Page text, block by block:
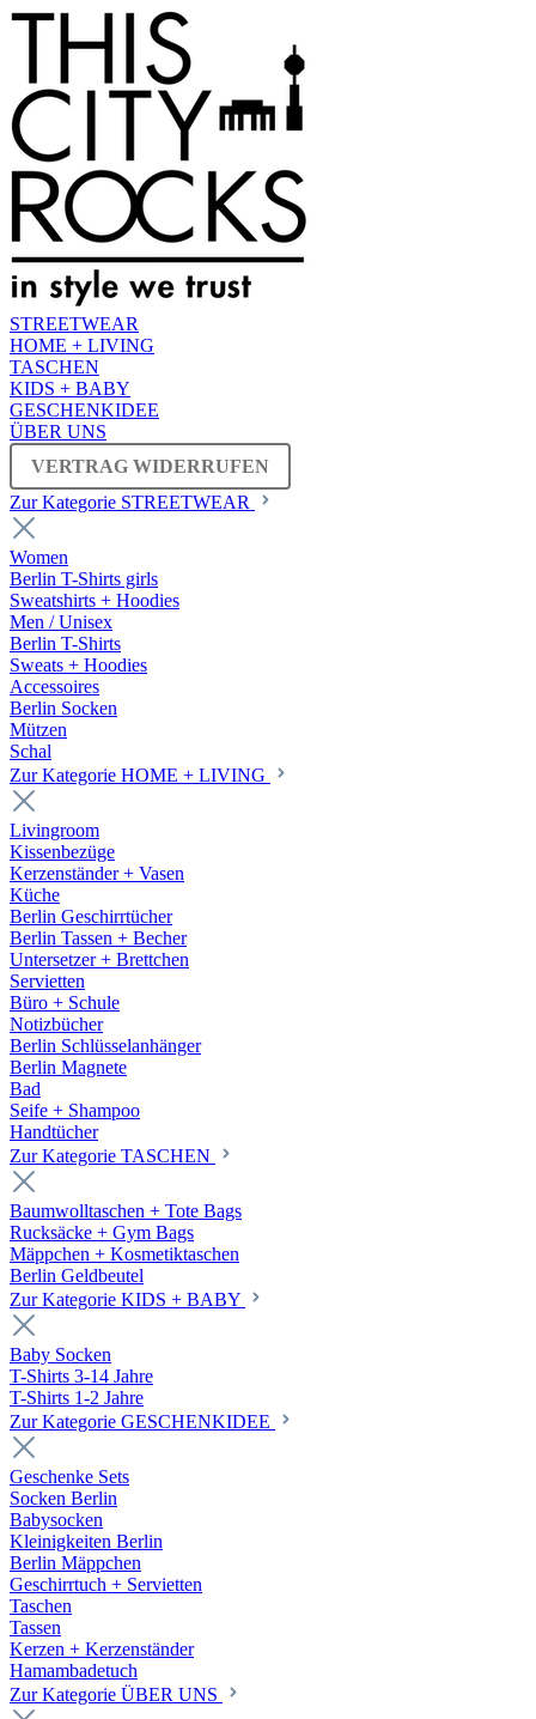
STREETWEAR
HOME + LIVING
TASCHEN
KIDS + BABY
GESCHENKIDEE
ÜBER UNS
VERTRAG WIDERRUFEN
Zur Kategorie STREETWEAR
Women
Berlin T-Shirts girls
Sweatshirts + Hoodies
Men / Unisex
Berlin T-Shirts
Sweats + Hoodies
Accessoires
Berlin Socken
Mützen
Schal
Zur Kategorie HOME + LIVING
Livingroom
Kissenbezüge
Kerzenständer + Vasen
Küche
Berlin Geschirrtücher
Berlin Tassen + Becher
Untersetzer + Brettchen
Servietten
Büro + Schule
Notizbücher
Berlin Schlüsselanhänger
Berlin Magnete
Bad
Seife + Shampoo
Handtücher
Zur Kategorie TASCHEN
Baumwolltaschen + Tote Bags
Rucksäcke + Gym Bags
Mäppchen + Kosmetiktaschen
Berlin Geldbeutel
Zur Kategorie KIDS + BABY
Baby Socken
T-Shirts 3-14 Jahre
T-Shirts 1-2 Jahre
Zur Kategorie GESCHENKIDEE
Geschenke Sets
Socken Berlin
Babysocken
Kleinigkeiten Berlin
Berlin Mäppchen
Geschirrtuch + Servietten
Taschen
Tassen
Kerzen + Kerzenständer
Hamambadetuch
Zur Kategorie ÜBER UNS